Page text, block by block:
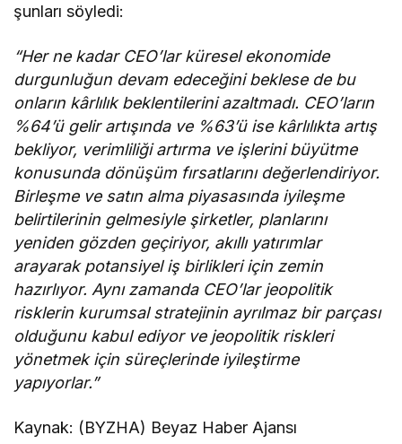
şunları söyledi:
“Her ne kadar CEO’lar küresel ekonomide
durgunluğun devam edeceğini beklese de bu
onların kârlılık beklentilerini azaltmadı. CEO’ların
%64’ü gelir artışında ve %63’ü ise kârlılıkta artış
bekliyor, verimliliği artırma ve işlerini büyütme
konusunda dönüşüm fırsatlarını değerlendiriyor.
Birleşme ve satın alma piyasasında iyileşme
belirtilerinin gelmesiyle şirketler, planlarını
yeniden gözden geçiriyor, akıllı yatırımlar
arayarak potansiyel iş birlikleri için zemin
hazırlıyor. Aynı zamanda CEO’lar jeopolitik
risklerin kurumsal stratejinin ayrılmaz bir parçası
olduğunu kabul ediyor ve jeopolitik riskleri
yönetmek için süreçlerinde iyileştirme
yapıyorlar.”
Kaynak: (BYZHA) Beyaz Haber Ajansı